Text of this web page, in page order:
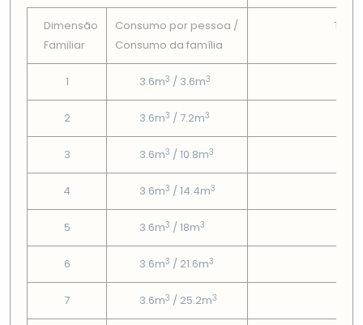
Dimensão
Familiar
Consumo por pessoa /
Consumo da famí­lia
Tarifa
1 3.6m3 / 3.6m3
2 3.6m3 / 7.2m3
3 3.6m3 / 10.8m3
4 3.6m3 / 14.4m3
5 3.6m3 / 18m3
6 3.6m3 / 21.6m3
7 3.6m3 / 25.2m3